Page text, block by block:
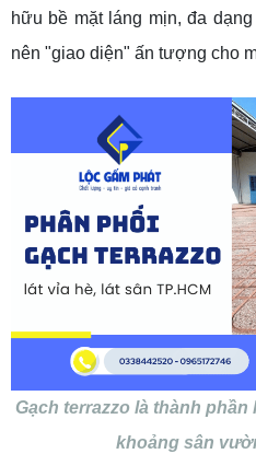
hữu bề mặt láng mịn, đa
nên "giao diện" ấn tượng cho
Gạch terrazzo là thành
khoảng sân